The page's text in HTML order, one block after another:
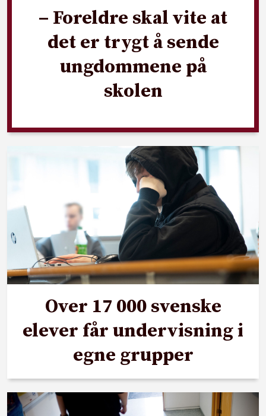
– Foreldre skal vite at
det er trygt å sende
ungdommene på
skolen
Over 17 000 svenske
elever får undervisning i
egne grupper